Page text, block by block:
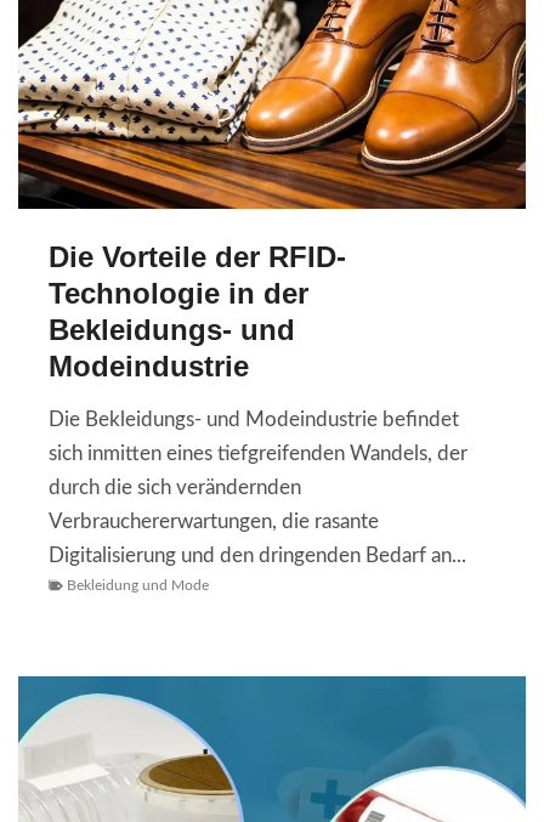
Die Vorteile der RFID-
Technologie in der
Bekleidungs- und
Modeindustrie
Die Bekleidungs- und Modeindustrie befindet
sich inmitten eines tiefgreifenden Wandels, der
durch die sich verändernden
Verbrauchererwartungen, die rasante
Digitalisierung und den dringenden Bedarf an...
Bekleidung und Mode